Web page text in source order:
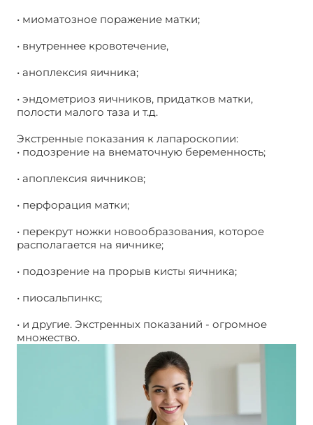
• миоматозное поражение матки;
• внутреннее кровотечение,
• аноплексия яичника;
• эндометриоз яичников, придатков матки,
полости малого таза и т.д.
Экстренные показания к лапароскопии:
• подозрение на внематочную беременность;
• апоплексия яичников;
• перфорация матки;
• перекрут ножки новообразования, которое
располагается на яичнике;
• подозрение на прорыв кисты яичника;
• пиосальпинкс;
• и другие. Экстренных показаний - огромное
множество.